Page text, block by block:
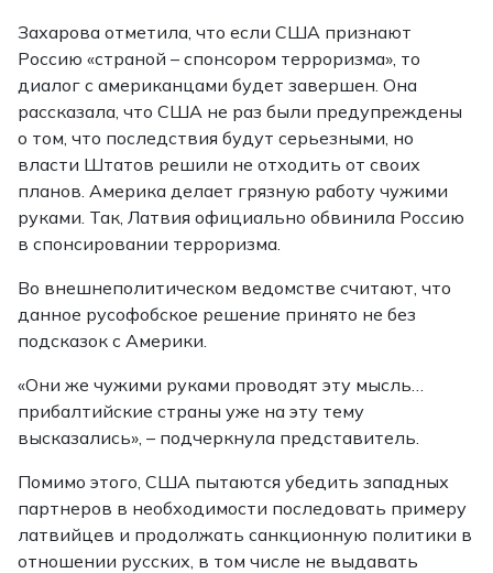
Захарова отметила, что если США признают
Россию «страной – спонсором терроризма», то
диалог с американцами будет завершен. Она
рассказала, что США не раз были предупреждены
о том, что последствия будут серьезными, но
власти Штатов решили не отходить от своих
планов. Америка делает грязную работу чужими
руками. Так, Латвия официально обвинила Россию
в спонсировании терроризма.
Во внешнеполитическом ведомстве считают, что
данное русофобское решение принято не без
подсказок с Америки.
«Они же чужими руками проводят эту мысль…
прибалтийские страны уже на эту тему
высказались», – подчеркнула представитель.
Помимо этого, США пытаются убедить западных
партнеров в необходимости последовать примеру
латвийцев и продолжать санкционную политики в
отношении русских, в том числе не выдавать